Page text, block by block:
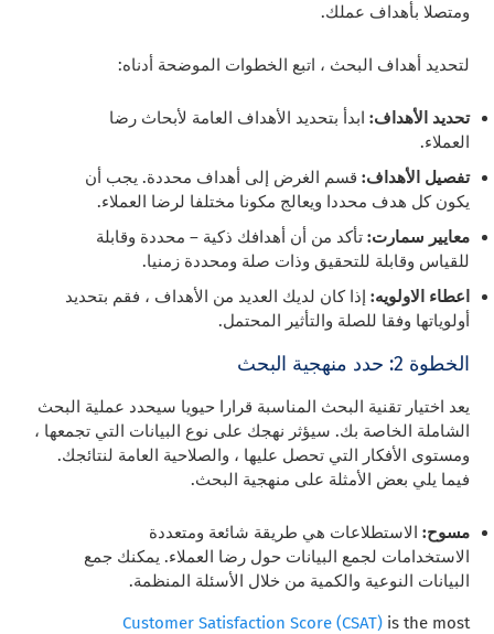
ومتصلا بأهداف عملك.
لتحديد أهداف البحث ، اتبع الخطوات الموضحة أدناه:
تحديد الأهداف: ابدأ بتحديد الأهداف العامة لأبحاث رضا
العملاء.
تفصيل الأهداف: قسم الغرض إلى أهداف محددة. يجب أن
يكون كل هدف محددا ويعالج مكونا مختلفا لرضا العملاء.
معايير سمارت: تأكد من أن أهدافك ذكية – محددة وقابلة
للقياس وقابلة للتحقيق وذات صلة ومحددة زمنيا.
اعطاء الاولويه: إذا كان لديك العديد من الأهداف ، فقم بتحديد
أولوياتها وفقا للصلة والتأثير المحتمل.
الخطوة 2: حدد منهجية البحث
يعد اختيار تقنية البحث المناسبة قرارا حيويا سيحدد عملية البحث
الشاملة الخاصة بك. سيؤثر نهجك على نوع البيانات التي تجمعها ،
ومستوى الأفكار التي تحصل عليها ، والصلاحية العامة لنتائجك.
فيما يلي بعض الأمثلة على منهجية البحث.
مسوح: الاستطلاعات هي طريقة شائعة ومتعددة
الاستخدامات لجمع البيانات حول رضا العملاء. يمكنك جمع
البيانات النوعية والكمية من خلال الأسئلة المنظمة.
Customer Satisfaction Score (CSAT)is the most